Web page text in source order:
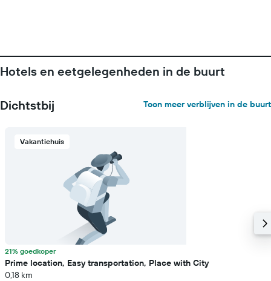
Hotels en eetgelegenheden in de buurt
Dichtstbij Toon meer verblijven in de buurt
Vakantiehuis
21% goedkoper
Prime location, Easy transportation, Place with City
0,18 km